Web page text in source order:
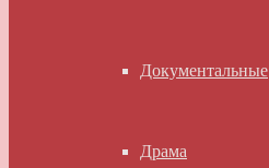
Документальные
Драма